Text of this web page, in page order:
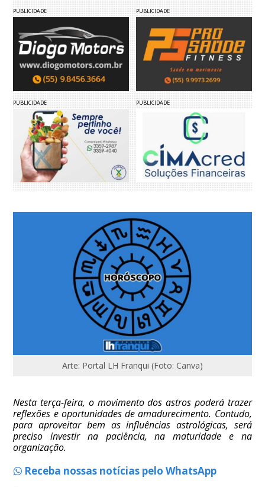
PUBLICIDADE PUBLICIDADE
PUBLICIDADE PUBLICIDADE
Arte: Portal LH Franqui (Foto: Canva)
Nesta terça-feira, o movimento dos astros poderá trazer
reflexões e oportunidades de amadurecimento. Contudo,
para aproveitar bem as influências astrológicas, será
preciso investir na paciência, na maturidade e na
organização.
Receba nossas notícias pelo WhatsApp